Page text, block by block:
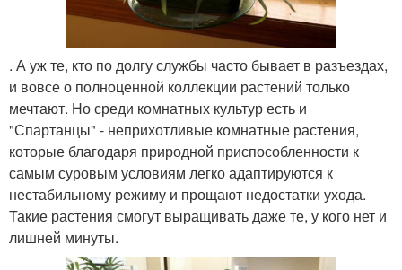
. А уж те, кто по долгу службы часто бывает в разъездах,
и вовсе о полноценной коллекции растений только
мечтают. Но среди комнатных культур есть и
"Спартанцы" - неприхотливые комнатные растения,
которые благодаря природной приспособленности к
самым суровым условиям легко адаптируются к
нестабильному режиму и прощают недостатки ухода.
Такие растения смогут выращивать даже те, у кого нет и
лишней минуты.